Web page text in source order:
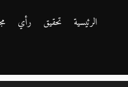
الرئيسية تحقيق رأي